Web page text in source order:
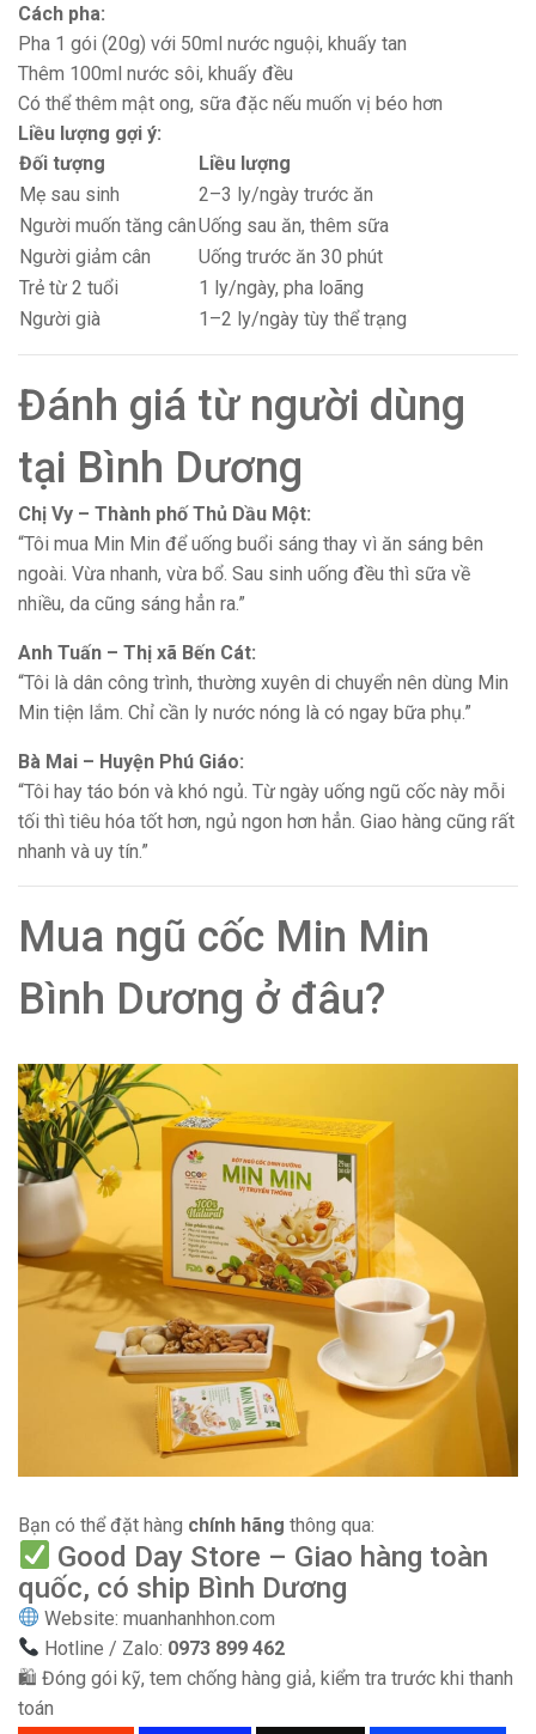
Cách pha:
Pha 1 gói (20g) với 50ml nước nguội, khuấy tan
Thêm 100ml nước sôi, khuấy đều
Có thể thêm mật ong, sữa đặc nếu muốn vị béo hơn
Liều lượng gợi ý:
Đối tượng
Liều lượng
Mẹ sau sinh
2–3 ly/ngày trước ăn
Người muốn tăng cânUống sau ăn, thêm sữa
Người giảm cân
Uống trước ăn 30 phút
Trẻ từ 2 tuổi
1 ly/ngày, pha loãng
Người già
1–2 ly/ngày tùy thể trạng
Đánh giá từ người dùng
tại Bình Dương
Chị Vy – Thành phố Thủ Dầu Một:
“Tôi mua Min Min để uống buổi sáng thay vì ăn sáng bên
ngoài. Vừa nhanh, vừa bổ. Sau sinh uống đều thì sữa về
nhiều, da cũng sáng hẳn ra.”
Anh Tuấn – Thị xã Bến Cát:
“Tôi là dân công trình, thường xuyên di chuyển nên dùng Min
Min tiện lắm. Chỉ cần ly nước nóng là có ngay bữa phụ.”
Bà Mai – Huyện Phú Giáo:
“Tôi hay táo bón và khó ngủ. Từ ngày uống ngũ cốc này mỗi
tối thì tiêu hóa tốt hơn, ngủ ngon hơn hẳn. Giao hàng cũng rất
nhanh và uy tín.”
Mua ngũ cốc Min Min
Bình Dương ở đâu?
Bạn có thể đặt hàng chính hãng thông qua:
Good Day Store – Giao hàng toàn
quốc, có ship Bình Dương
Website:muanhanhhon.com
Hotline / Zalo: 0973 899 462
🛍 Đóng gói kỹ, tem chống hàng giả, kiểm tra trước khi thanh
toán